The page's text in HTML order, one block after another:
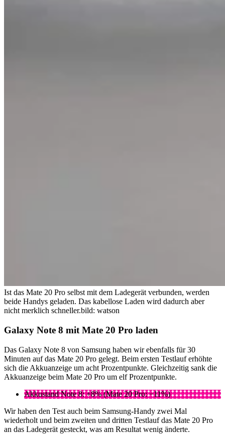
Ist das Mate 20 Pro selbst mit dem Ladegerät verbunden, werden
beide Handys geladen. Das kabellose Laden wird dadurch aber
nicht merklich schneller.bild: watson
Galaxy Note 8 mit Mate 20 Pro laden
Das Galaxy Note 8 von Samsung haben wir ebenfalls für 30
Minuten auf das Mate 20 Pro gelegt. Beim ersten Testlauf erhöhte
sich die Akkuanzeige um acht Prozentpunkte. Gleichzeitig sank die
Akkuanzeige beim Mate 20 Pro um elf Prozentpunkte.
Akkustand Note 8: +8% (Mate 20 Pro: −11%)
Wir haben den Test auch beim Samsung-Handy zwei Mal
wiederholt und beim zweiten und dritten Testlauf das Mate 20 Pro
an das Ladegerät gesteckt, was am Resultat wenig änderte.